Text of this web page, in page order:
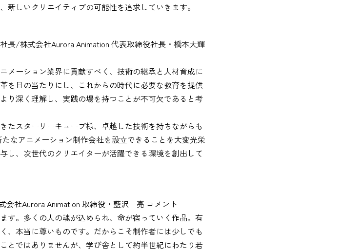
しいクリエイティブの可能性を追求していきます。
/株式会社Aurora Animation 代表取締役社長・橋本大輝
メーション業界に貢献すべく、技術の継承と人材育成に
を目の当たりにし、これからの時代に必要な教育を提供
り深く理解し、実践の場を持つことが不可欠であると考
たスターリーキューブ様、卓越した技術を持ちながらも
なアニメーション制作会社を設立できることを大変光栄
し、次世代のクリエイターが活躍できる環境を創出して
社Aurora Animation 取締役・藍沢 亮 コメント
す。多くの人の魂が込められ、命が宿っていく作品。有
、本当に尊いものです。だからこそ制作者には少しでも
とではありませんが、学び舎として約半世紀にわたり若